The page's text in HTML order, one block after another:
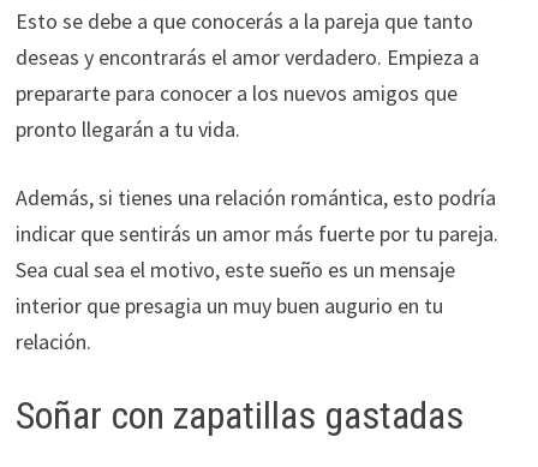
Esto se debe a que conocerás a la pareja que tanto
deseas y encontrarás el amor verdadero. Empieza a
prepararte para conocer a los nuevos amigos que
pronto llegarán a tu vida.
Además, si tienes una relación romántica, esto podría
indicar que sentirás un amor más fuerte por tu pareja.
Sea cual sea el motivo, este sueño es un mensaje
interior que presagia un muy buen augurio en tu
relación.
Soñar con zapatillas gastadas